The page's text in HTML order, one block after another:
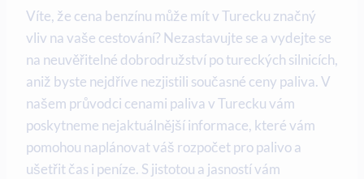
Víte, že cena benzínu může mít v Turecku značný
vliv na vaše cestování? Nezastavujte se a vydejte se
na neuvěřitelné dobrodružství po tureckých silnicích,
aniž byste nejdříve nezjistili současné ceny paliva. V
našem průvodci cenami paliva v Turecku vám
poskytneme nejaktuálnější informace, které vám
pomohou naplánovat váš rozpočet pro palivo a
ušetřit čas i peníze. S jistotou a jasností vám